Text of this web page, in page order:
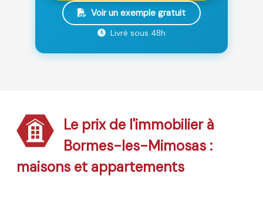
Voir un exemple gratuit
Livré sous 48h
Le prix de l'immobilier à
Bormes-les-Mimosas :
maisons et appartements